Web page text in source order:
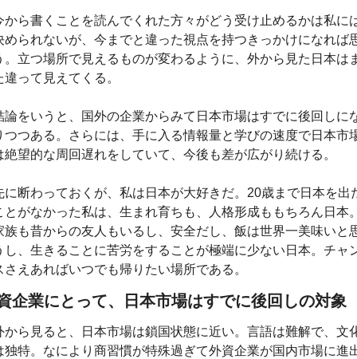
から書くことを読んでくれた方々がどう受け止めるかは私に
められないが、今までと違った視点を持つきっかけになれば
。立つ場所で見えるものが変わるように、外から見た日本は
違って見えてくる。
論をいうと、国外の企業からみて日本市場はすでに後回しに
つつある。さらには、手に入る情報量と学びの速度で日本市
絶望的な周回遅れをしていて、今後も差が広がり続ける。
に断わっておくが、私は日本が大好きだ。20歳まで日本を出
とがなかった私は、生まれ育ちも、人格形成ももちろん日本
族も昔からの友人もいるし、安全だし、飯は世界一美味いと
し、生きることに苦労をすることが極端に少ない日本。チャ
さえあればいつでも帰りたい場所である。
企業にとって、日本市場はすでに後回しの対象
から見ると、日本市場は鎖国状態に近い。言語は難解で、文
独特。なにより商習慣が特殊過ぎて外資企業が国内市場に進